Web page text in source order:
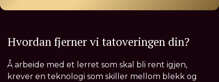
Hvordan fjerner vi tatoveringen din?
Å arbeide med et lerret som skal bli rent igjen,
krever en teknologi som skiller mellom blekk og